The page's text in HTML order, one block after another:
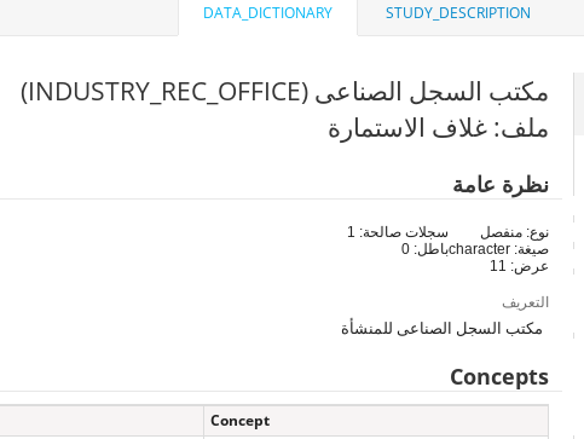
STUDY_DESCRIPTION
DATA_DICTIONARY
مكتب السجل الصناعى (INDUSTRY_REC_OFFICE)
ملف: غلاف الاستمارة
نظرة عامة
نوع: منفصل
صيغة: character
عرض: 11
سجلات صالحة: 1
باطل: 0
التعريف
مكتب السجل الصناعى للمنشأة
Concepts
Concept